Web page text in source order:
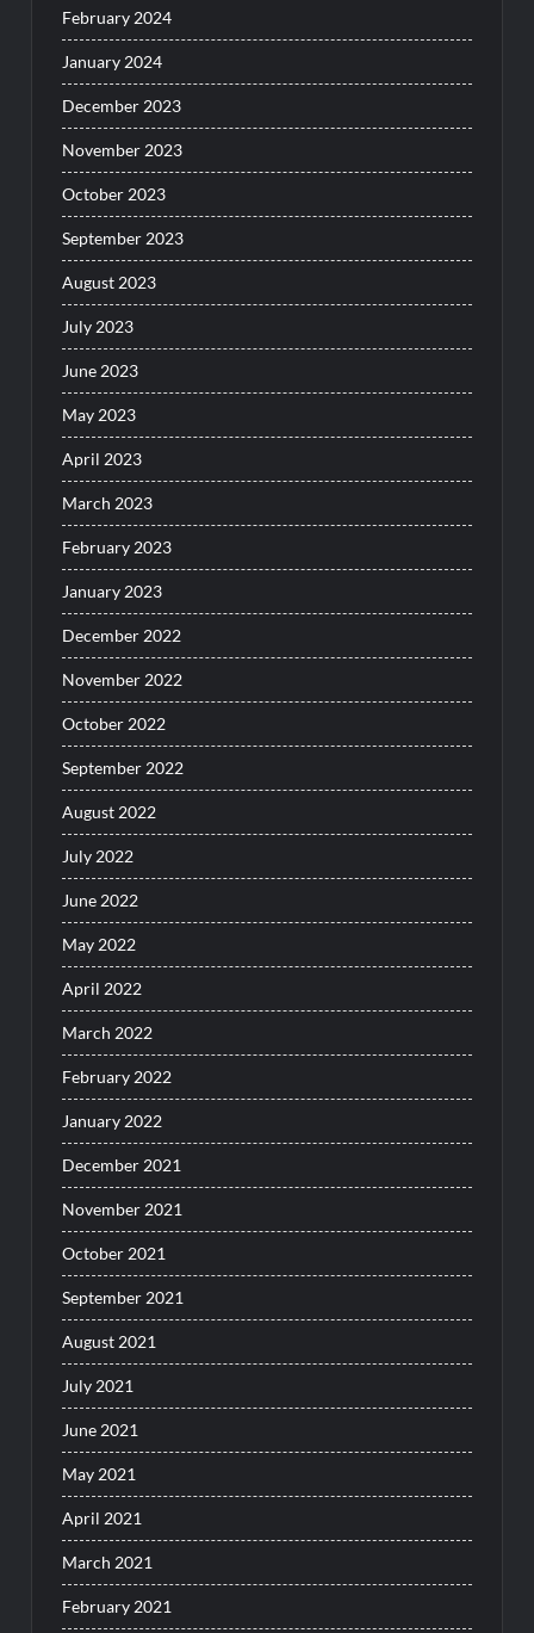
February 2024
January 2024
December 2023
November 2023
October 2023
September 2023
August 2023
July 2023
June 2023
May 2023
April 2023
March 2023
February 2023
January 2023
December 2022
November 2022
October 2022
September 2022
August 2022
July 2022
June 2022
May 2022
April 2022
March 2022
February 2022
January 2022
December 2021
November 2021
October 2021
September 2021
August 2021
July 2021
June 2021
May 2021
April 2021
March 2021
February 2021